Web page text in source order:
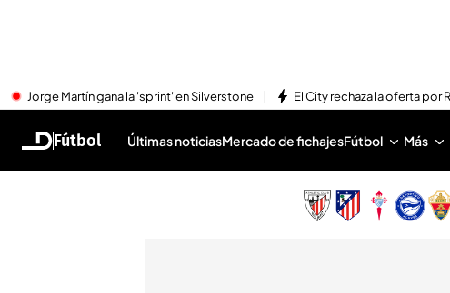
Jorge Martín gana la 'sprint' en Silverstone El City rechaza la oferta por
Fútbol Últimas noticiasMercado de fichajesFútbol Más